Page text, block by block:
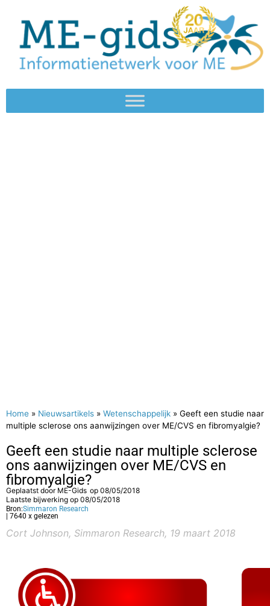
Home » Nieuwsartikels » Wetenschappelijk » Geeft een studie naar
multiple sclerose ons aanwijzingen over ME/CVS en fibromyalgie?
Geeft een studie naar multiple sclerose
ons aanwijzingen over ME/CVS en
fibromyalgie?
Geplaatst door ME-Gids op 08/05/2018
Laatste bijwerking op 08/05/2018
Bron:Simmaron Research
| 7640 x gelezen
Cort Johnson, Simmaron Research, 19 maart 2018